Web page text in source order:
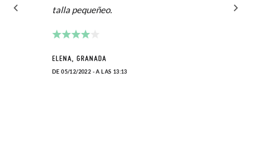
talla pequeñeo.
ELENA, GRANADA
DE 05/12/2022 - A LAS 13:13